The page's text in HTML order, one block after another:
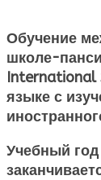
Обучение
школе-
International
языке с
Учебный год